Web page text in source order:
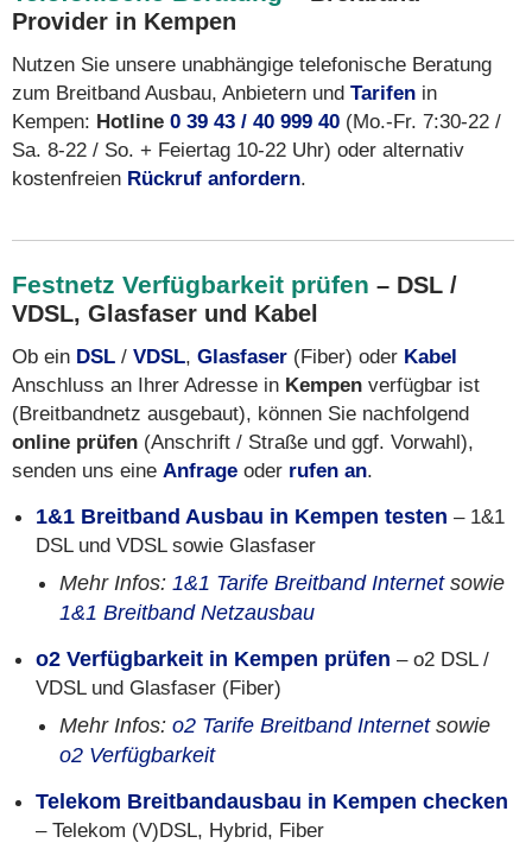
Provider in Kempen
Nutzen Sie unsere unabhängige telefonische Beratung
zum Breitband Ausbau, Anbietern und Tarifen in
Kempen: Hotline 0 39 43 / 40 999 40 (Mo.-Fr. 7:30-22 /
Sa. 8-22 / So. + Feiertag 10-22 Uhr) oder alternativ
kostenfreien Rückruf anfordern.
Festnetz Verfügbarkeit prüfen – DSL /
VDSL, Glasfaser und Kabel
Ob ein DSL / VDSL, Glasfaser (Fiber) oder Kabel
Anschluss an Ihrer Adresse in Kempen verfügbar ist
(Breitbandnetz ausgebaut), können Sie nachfolgend
online prüfen (Anschrift / Straße und ggf. Vorwahl),
senden uns eine Anfrage oder rufen an.
1&1 Breitband Ausbau in Kempen testen – 1&1
DSL und VDSL sowie Glasfaser
Mehr Infos: 1&1 Tarife Breitband Internetsowie
1&1 Breitband Netzausbau
o2 Verfügbarkeit in Kempen prüfen – o2 DSL /
VDSL und Glasfaser (Fiber)
Mehr Infos: o2 Tarife Breitband Internetsowie
o2 Verfügbarkeit
Telekom Breitbandausbau in Kempen checken
– Telekom (V)DSL, Hybrid, Fiber